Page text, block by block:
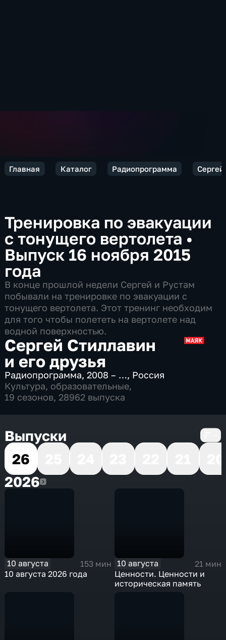
Главная Каталог Радиопрограмма Сергей
Тренировка по эвакуации
с тонущего вертолета •
Выпуск 16 ноября 2015
года
В конце прошлой недели Сергей и Рустам
побывали на тренировке по эвакуации с
тонущего вертолета. Этот тренинг необходим
для того чтобы полететь на вертолете над
водной поверхностью.
Сергей Стиллавин
и его друзья
Радиопрограмма,2008 – …, Россия
Культура, образовательные,
19 сезонов, 28962 выпуска
Выпуски
26
20262026
10 августа
153 мин
10 августа 2026 года
10 августа
21 мин
Ценности. Ценности и
историческая память